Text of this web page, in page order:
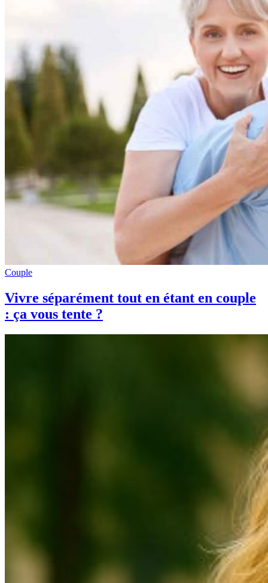
Couple
Vivre séparément tout en étant en couple
: ça vous tente ?